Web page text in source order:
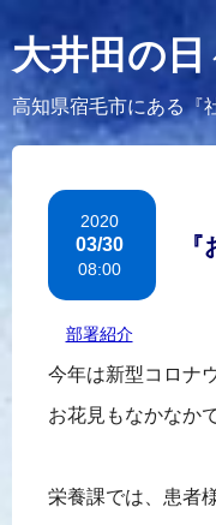
大井田の日
高知県宿毛市にある
2020
03/30
08:00
部署紹介
今年は新型コロナ
お花見もなかなか
栄養課では、患者